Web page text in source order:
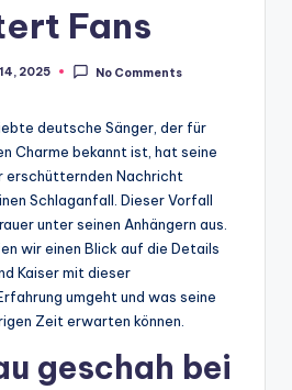
Fans
2025 No Comments
deutsche Sänger, der für
Charme bekannt ist, hat seine
erschütternden Nachricht
Schlaganfall. Dieser Vorfall
unter seinen Anhängern aus.
wir einen Blick auf die Details
Kaiser mit dieser
umgeht und was seine
Zeit erwarten können.
geschah bei